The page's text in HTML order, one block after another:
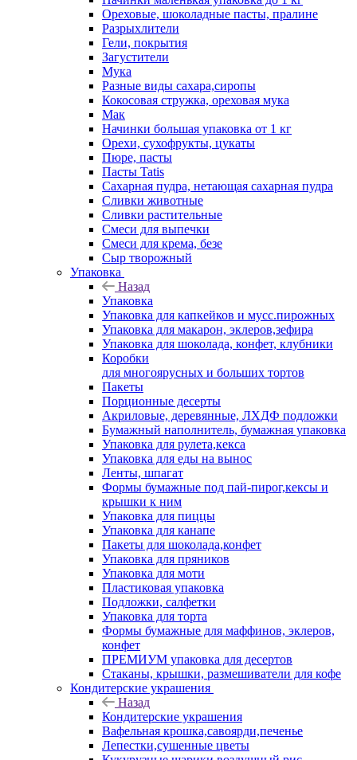
Ореховые, шоколадные пасты, пралине
Разрыхлители
Гели, покрытия
Загустители
Мука
Разные виды сахара,сиропы
Кокосовая стружка, ореховая мука
Мак
Начинки большая упаковка от 1 кг
Орехи, сухофрукты, цукаты
Пюре, пасты
Пасты Tatis
Сахарная пудра, нетающая сахарная пудра
Сливки животные
Сливки растительные
Смеси для выпечки
Смеси для крема, безе
Сыр творожный
Упаковка
Назад
Упаковка
Упаковка для капкейков и мусс.пирожных
Упаковка для макарон, эклеров,зефира
Упаковка для шоколада, конфет, клубники
Коробки
для многоярусных и больших тортов
Пакеты
Порционные десерты
Акриловые, деревянные, ЛХДФ подложки
Бумажный наполнитель, бумажная упаковка
Упаковка для рулета,кекса
Упаковка для еды на вынос
Ленты, шпагат
Формы бумажные под пай-пирог,кексы и
крышки к ним
Упаковка для пиццы
Упаковка для канапе
Пакеты для шоколада,конфет
Упаковка для пряников
Упаковка для моти
Пластиковая упаковка
Подложки, салфетки
Упаковка для торта
Формы бумажные для маффинов, эклеров,
конфет
ПРЕМИУМ упаковка для десертов
Стаканы, крышки, размешиватели для кофе
Кондитерские украшения
Назад
Кондитерские украшения
Вафельная крошка,савоярди,печенье
Лепестки,сушенные цветы